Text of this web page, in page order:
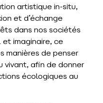
artistique in-situ,
et d’échange
dans nos sociétés
imaginaire, ce
manières de penser
vivant, afin de donner
écologiques au